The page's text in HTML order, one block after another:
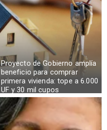
Proyecto de Gobierno amplía
beneficio para comprar
primera vivienda: tope a 6.000
UF y 30 mil cupos